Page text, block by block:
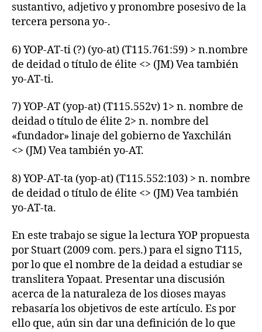
sustantivo, adjetivo y pronombre posesivo de la
tercera persona yo-.
6) YOP-AT-ti (?) (yo-at) (T115.761:59) > n.nombre
de deidad o título de élite <> (JM) Vea también
yo-AT-ti.
7) YOP-AT (yop-at) (T115.552v) 1> n. nombre de
deidad o título de élite 2> n. nombre del
«fundador» linaje del gobierno de Yaxchilán
<> (JM) Vea también yo-AT.
8) YOP-AT-ta (yop-at) (T115.552:103) > n. nombre
de deidad o título de élite <> (JM) Vea también
yo-AT-ta.
En este trabajo se sigue la lectura YOP propuesta
por Stuart (2009 com. pers.) para el signo T115,
por lo que el nombre de la deidad a estudiar se
translitera Yopaat. Presentar una discusión
acerca de la naturaleza de los dioses mayas
rebasaría los objetivos de este artículo. Es por
ello que, aún sin dar una definición de lo que